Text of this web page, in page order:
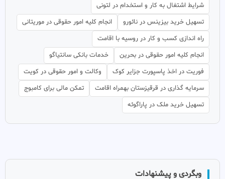
شرایط اشتغال به کار و استخدام در لتونی
تسهیل خرید بیزینس در نائورو
انجام کلیه امور حقوقی در موریتانی
راه اندازی کسب و کار در روسیه با اقامت
انجام کلیه امور حقوقی در بحرین
خدمات بانکی سانتیاگو
فوریت در اخذ پاسپورت جزایر کوک
وکالت و امور حقوقی در کویت
سرمایه گذاری در قرقیزستان بهمراه اقامت
تمکن مالی برای کامبوج
تسهیل خرید ملک در پاراگوئه
وبگردی و پیشنهادات